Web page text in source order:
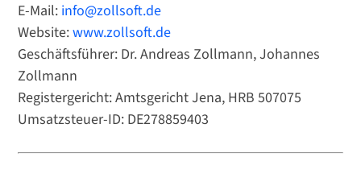
E-Mail: info@zollsoft.de
Website:www.zollsoft.de
Geschäftsführer: Dr. Andreas Zollmann, Johannes
Zollmann
Registergericht: Amtsgericht Jena, HRB 507075
Umsatzsteuer-ID: DE278859403